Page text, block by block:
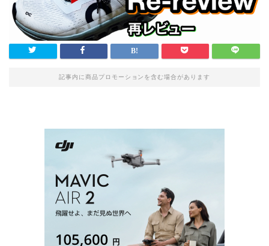
記事内に商品プロモーションを含む場合があります